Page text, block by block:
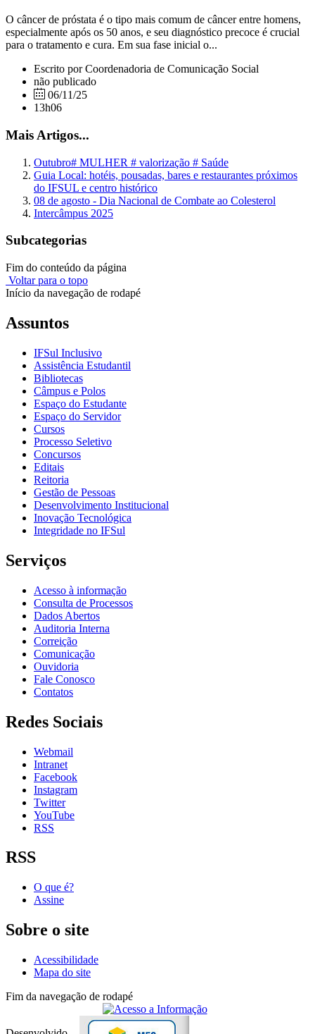
O câncer de próstata é o tipo mais comum de câncer entre homens,
especialmente após os 50 anos, e seu diagnóstico precoce é crucial
para o tratamento e cura. Em sua fase inicial o...
Escrito por Coordenadoria de Comunicação Social
não publicado
06/11/25
13h06
Mais Artigos...
Outubro# MULHER # valorização # Saúde
Guia Local: hotéis, pousadas, bares e restaurantes próximos
do IFSUL e centro histórico
08 de agosto - Dia Nacional de Combate ao Colesterol
Intercâmpus 2025
Subcategorias
Fim do conteúdo da página
Voltar para o topo
Início da navegação de rodapé
Assuntos
IFSul Inclusivo
Assistência Estudantil
Bibliotecas
Câmpus e Polos
Espaço do Estudante
Espaço do Servidor
Cursos
Processo Seletivo
Concursos
Editais
Reitoria
Gestão de Pessoas
Desenvolvimento Institucional
Inovação Tecnológica
Integridade no IFSul
Serviços
Acesso à informação
Consulta de Processos
Dados Abertos
Auditoria Interna
Correição
Comunicação
Ouvidoria
Fale Conosco
Contatos
Redes Sociais
Webmail
Intranet
Facebook
Instagram
Twitter
YouTube
RSS
RSS
O que é?
Assine
Sobre o site
Acessibilidade
Mapa do site
Fim da navegação de rodapé